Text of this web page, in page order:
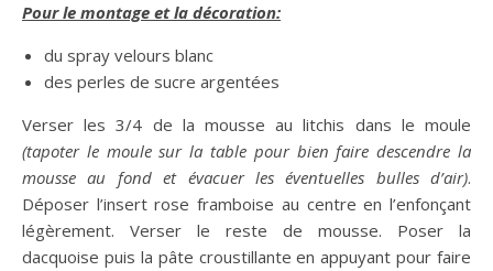
Pour le montage et la décoration:
du spray velours blanc
des perles de sucre argentées
Verser les 3/4 de la mousse au litchis dans le moule
(tapoter le moule sur la table pour bien faire descendre la
mousse au fond et évacuer les éventuelles bulles d’air).
Déposer l’insert rose framboise au centre en l’enfonçant
légèrement. Verser le reste de mousse. Poser la
dacquoise puis la pâte croustillante en appuyant pour faire